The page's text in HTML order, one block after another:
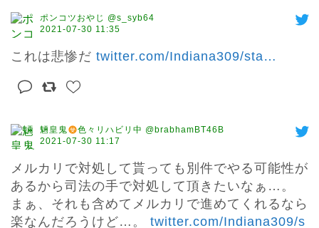
ポンコツおやじ @s_syb64
2021-07-30 11:35
これは悲惨だ twitter.com/Indiana309/sta…
魎皇鬼
色々リハビリ中 @brabhamBT46B
2021-07-30 11:17
メルカリで対処して貰っても別件でやる可能性が
あるから司法の手で対処して頂きたいなぁ…。
まぁ、それも含めてメルカリで進めてくれるなら
楽なんだろうけど…。 twitter.com/Indiana309/s